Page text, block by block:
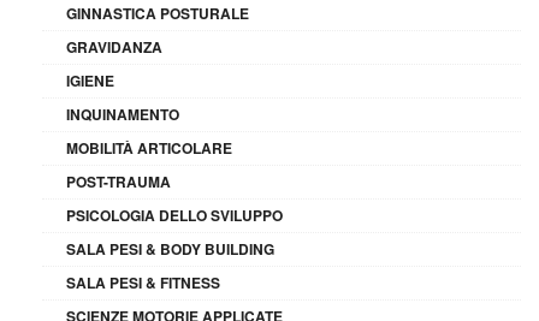
GINNASTICA POSTURALE
GRAVIDANZA
IGIENE
INQUINAMENTO
MOBILITÀ ARTICOLARE
POST-TRAUMA
PSICOLOGIA DELLO SVILUPPO
SALA PESI & BODY BUILDING
SALA PESI & FITNESS
SCIENZE MOTORIE APPLICATE